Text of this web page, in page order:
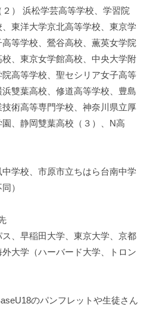
） 浜松学芸高等学校、学習院
東洋大学京北高等学校、東京学
等学校、鶯谷高校、薫英女学院
、東京女学館高校、中央大学附
高等学校、聖セシリア女子高等
雙葉高校、修道高等学校、豊島
術高等専門学校、神奈川県立厚
、静岡雙葉高校（３）、N高
学校、市原市立ちはら台南中学
）
、早稲田大学、東京大学、京都
大学（ハーバード大学、トロン
のパンフレットや生徒さん